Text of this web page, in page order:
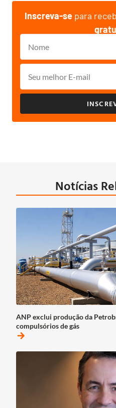
Inscreva-se para
Notícias
ANP exclui produção da
compulsórios de gás
arrow_forward